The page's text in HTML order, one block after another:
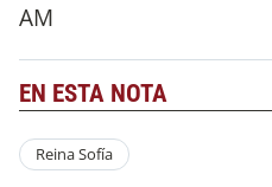
AM
EN ESTA NOTA
Reina Sofía